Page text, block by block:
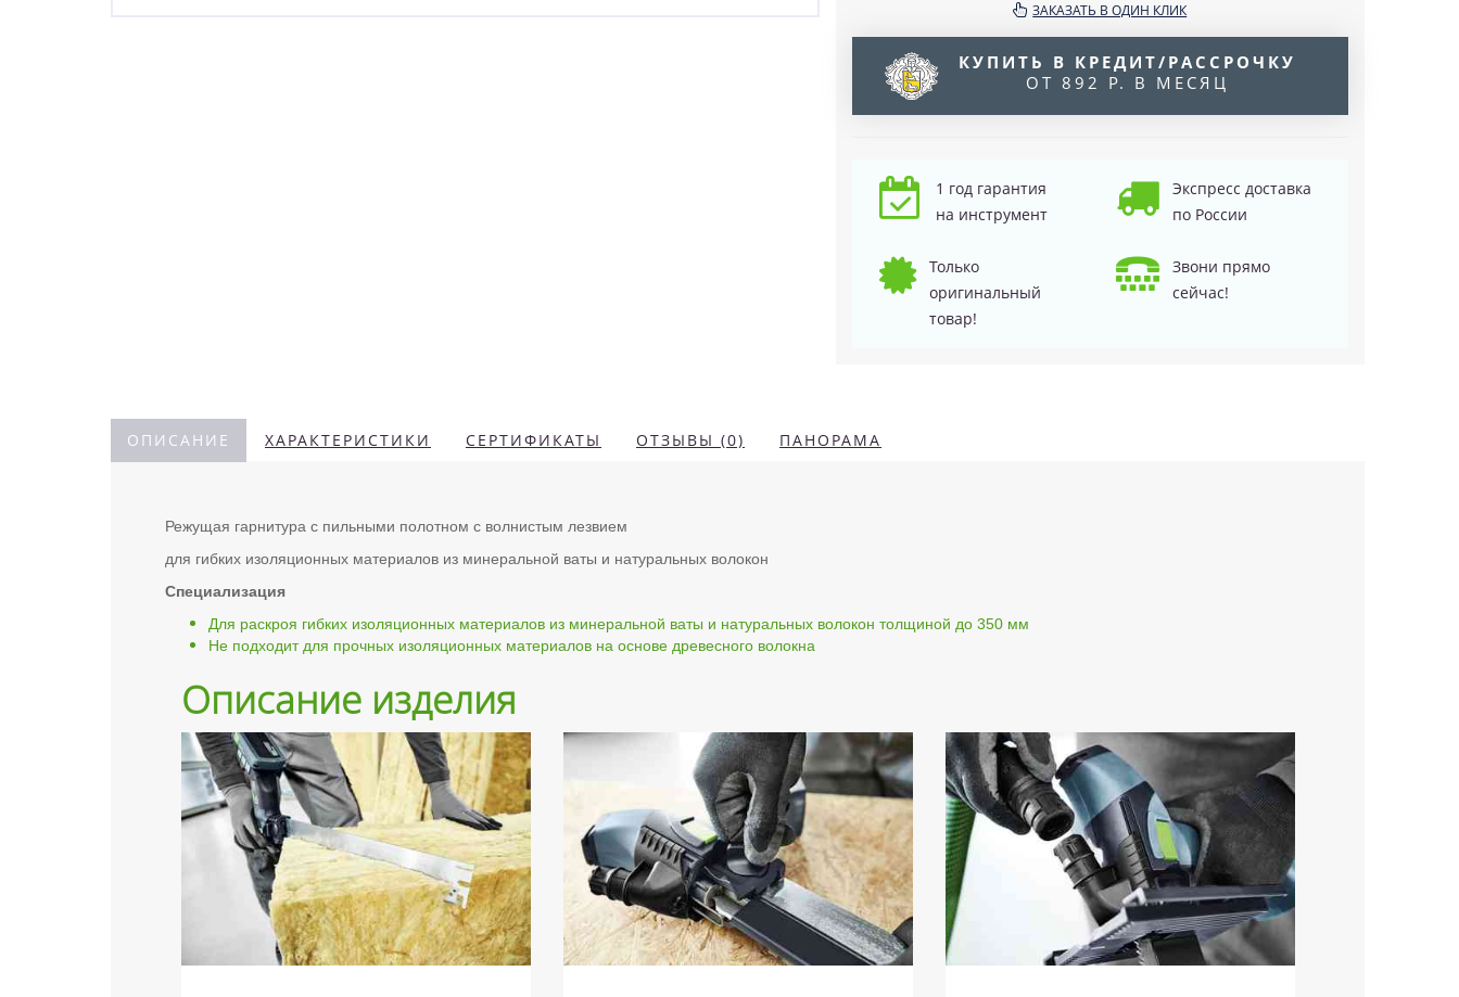
ЗАКАЗАТЬ В ОДИН КЛИК
КУПИТЬ В КРЕДИТ/РАССРОЧКУ
ОТ 892 Р. В МЕСЯЦ
1 год гарантия
на инструмент
Экспресс доставка
по России
Только
оригинальный
товар!
Звони прямо
сейчас!
ОПИСАНИЕ ХАРАКТЕРИСТИКИ СЕРТИФИКАТЫ ОТЗЫВЫ (0) ПАНОРАМА
Режущая гарнитура с пильными полотном с волнистым лезвием
для гибких изоляционных материалов из минеральной ваты и натуральных волокон
Специализация
Для раскроя гибких изоляционных материалов из минеральной ваты и натуральных волокон толщиной до 350 мм
Hе подходит для прочных изоляционных материалов на основе древесного волокна
Описание изделия